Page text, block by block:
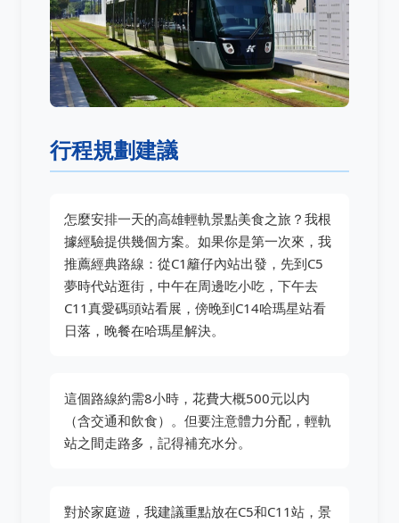
行程規劃建議
怎麼安排一天的高雄輕軌景點美食之旅？我根
據經驗提供幾個方案。如果你是第一次來，我
推薦經典路線：從C1籬仔內站出發，先到C5
夢時代站逛街，中午在周邊吃小吃，下午去
C11真愛碼頭站看展，傍晚到C14哈瑪星站看
日落，晚餐在哈瑪星解決。
這個路線約需8小時，花費大概500元以内
（含交通和飲食）。但要注意體力分配，輕軌
站之間走路多，記得補充水分。
對於家庭遊，我建議重點放在C5和C11站，景